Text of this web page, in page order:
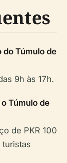
do Túmulo de
9h às 17h.
Túmulo de
de PKR 100
turistas